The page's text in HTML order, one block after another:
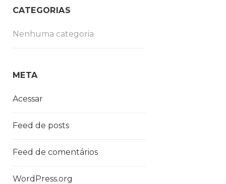
CATEGORIAS
Nenhuma categoria
META
Acessar
Feed de posts
Feed de comentários
WordPress.org